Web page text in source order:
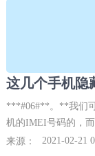
这几个手机隐
***#06#**。**我们
机的IMEI号码的，
来源：
2021-02-21